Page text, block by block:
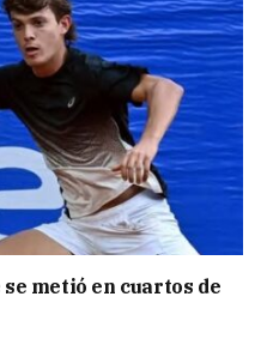
metió en cuartos de